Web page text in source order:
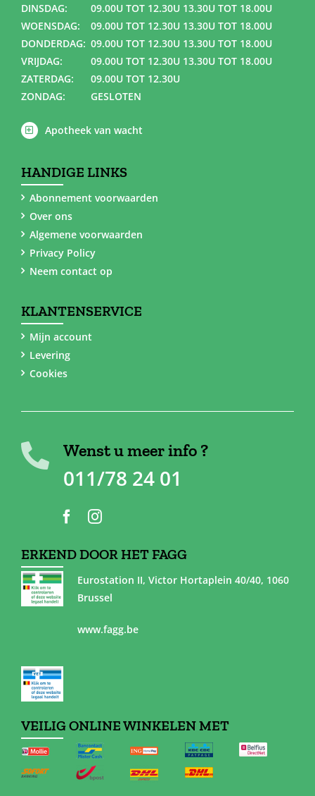
DINSDAG:
09.00U TOT 12.30U 13.30U TOT 18.00U
WOENSDAG:
09.00U TOT 12.30U 13.30U TOT 18.00U
DONDERDAG: 09.00U TOT 12.30U 13.30U TOT 18.00U
VRIJDAG:
09.00U TOT 12.30U 13.30U TOT 18.00U
ZATERDAG:
09.00U TOT 12.30U
ZONDAG:
GESLOTEN
Apotheek van wacht
HANDIGE LINKS
Abonnement voorwaarden
Over ons
Algemene voorwaarden
Privacy Policy
Neem contact op
KLANTENSERVICE
Mijn account
Levering
Cookies
Wenst u meer info ?
011/78 24 01
ERKEND DOOR HET FAGG
Eurostation II, Victor Hortaplein 40/40, 1060
Brussel
www.fagg.be
VEILIG ONLINE WINKELEN MET